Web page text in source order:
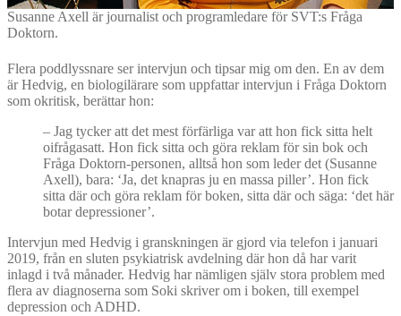
Susanne Axell är journalist och programledare för SVT:s Fråga
Doktorn.
Flera poddlyssnare ser intervjun och tipsar mig om den. En av dem
är Hedvig, en biologilärare som uppfattar intervjun i Fråga Doktorn
som okritisk, berättar hon:
– Jag tycker att det mest förfärliga var att hon fick sitta helt
oifrågasatt. Hon fick sitta och göra reklam för sin bok och
Fråga Doktorn-personen, alltså hon som leder det (Susanne
Axell), bara: ‘Ja, det knapras ju en massa piller’. Hon fick
sitta där och göra reklam för boken, sitta där och säga: ‘det här
botar depressioner’.
Intervjun med Hedvig i granskningen är gjord via telefon i januari
2019, från en sluten psykiatrisk avdelning där hon då har varit
inlagd i två månader. Hedvig har nämligen själv stora problem med
flera av diagnoserna som Soki skriver om i boken, till exempel
depression och ADHD.